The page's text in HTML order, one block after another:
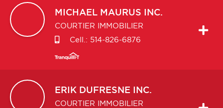
MICHAEL MAURUS INC.
COURTIER IMMOBILIER
Cell.: 514-826-6876
ERIK DUFRESNE INC.
COURTIER IMMOBILIER